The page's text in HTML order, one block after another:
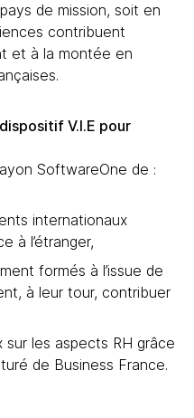
de mission, soit en
contribuent
et à la montée en
V.I.E pour
SoftwareOne de :
internationaux
à l’étranger,
formés à l’issue de
à leur tour, contribuer
sur les aspects RH grâce
de Business France.